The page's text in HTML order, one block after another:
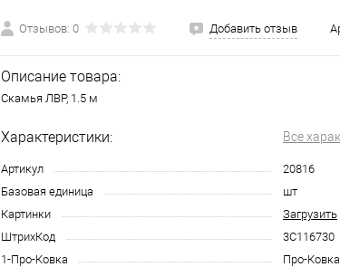
Отзывов: 0 Добавить отзыв
Описание товара:
Скамья ЛВР, 1.5 м
Характеристики: Все
Артикул
20816
Базовая единица
шт
Картинки
Загрузить
ШтрихКод
3С116730
1-Про-Ковка
Про-Ковка